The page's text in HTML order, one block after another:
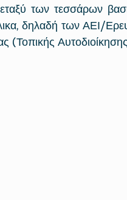
των τεσσάρων
δηλαδή των ΑΕΙ/
(Τοπικής